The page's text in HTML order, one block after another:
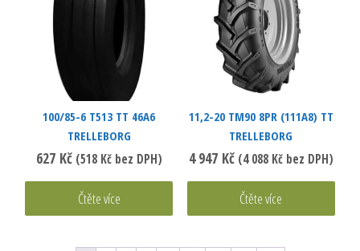
100/85-6 T513 TT 46A6
TRELLEBORG
627 Kč (518 Kčbez DPH)
Čtěte více
11,2-20 TM90 8PR (111A8) TT
TRELLEBORG
4 947 Kč (4 088 Kčbez DPH)
Čtěte více